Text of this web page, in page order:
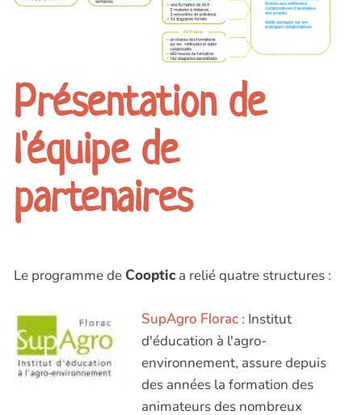
Présentation de
l'équipe de
partenaires
Le programme deCooptic a relié quatre structures :
SupAgro Florac : Institut
d'éducation à l'agro-
environnement, assure depuis
des années la formation des
animateurs des nombreux